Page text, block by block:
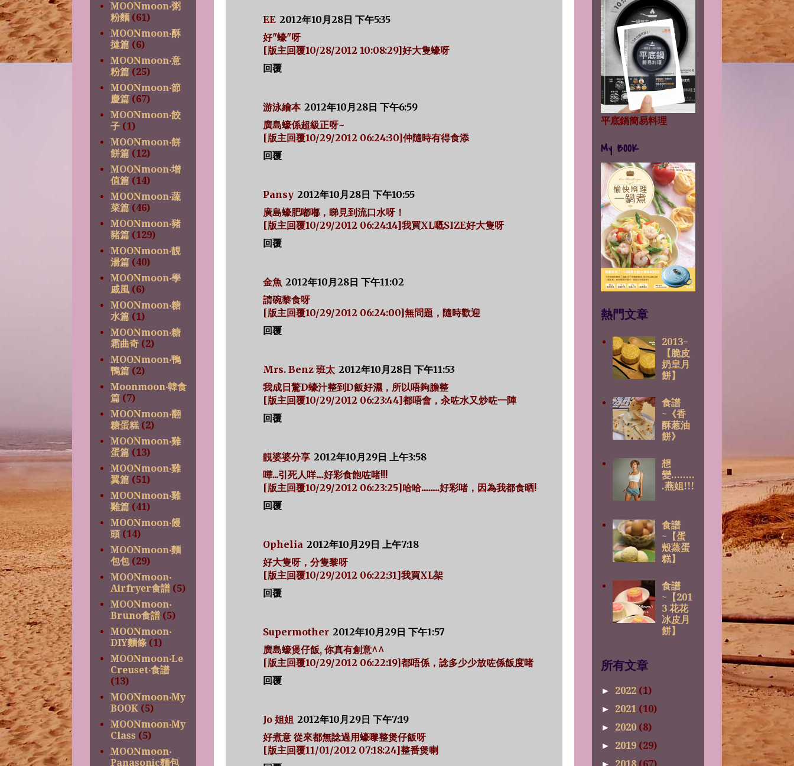
EE 2012年10月28日 下午5:35
好"蠔"呀
[版主回覆10/28/2012 10:08:29]好大隻蠔呀
回覆
游泳繪本 2012年10月28日 下午6:59
廣島蠔係超級正呀~
[版主回覆10/29/2012 06:24:30]仲隨時有得食添
回覆
Pansy 2012年10月28日 下午10:55
廣島蠔肥嘟嘟，睇見到流口水呀！
[版主回覆10/29/2012 06:24:14]我買XL嘅SIZE好大隻呀
回覆
金魚 2012年10月28日 下午11:02
請碗黎食呀
[版主回覆10/29/2012 06:24:00]無問題，隨時歡迎
回覆
Mrs. Benz 班太 2012年10月28日 下午11:53
我成日驚D蠔汁整到D飯好濕，所以唔夠膽整
[版主回覆10/29/2012 06:23:44]都唔會，汆咗水又炒咗一陣
回覆
靚婆婆分享 2012年10月29日 上午3:58
嘩...引死人咩....好彩食飽咗啫!!!
[版主回覆10/29/2012 06:23:25]哈哈..........好彩啫，因為我都食晒!
回覆
Ophelia 2012年10月29日 上午7:18
好大隻呀，分隻黎呀
[版主回覆10/29/2012 06:22:31]我買XL架
回覆
Supermother 2012年10月29日 下午1:57
廣島蠔煲仔飯, 你真有創意^^
[版主回覆10/29/2012 06:22:19]都唔係，諗多少少放咗係飯度啫
回覆
Jo 姐姐 2012年10月29日 下午7:19
好煮意 從來都無諗過用蠔嚟整煲仔飯呀
[版主回覆11/01/2012 07:18:24]整番煲喇
MOONmoon‧粥
粉麵 (61)
MOONmoon‧酥
撻篇 (6)
MOONmoon‧意
粉篇 (25)
MOONmoon‧節
慶篇 (67)
MOONmoon‧餃
子 (1)
MOONmoon‧餅
餅篇 (12)
MOONmoon‧增
值篇 (14)
MOONmoon‧蔬
菜篇 (46)
MOONmoon‧豬
豬篇 (129)
MOONmoon‧靚
湯篇 (40)
MOONmoon‧學
戚風 (6)
MOONmoon‧糖
水篇 (1)
MOONmoon‧糖
霜曲奇 (2)
MOONmoon‧鴨
鴨篇 (2)
Moonmoon‧韓食
篇 (7)
MOONmoon‧翻
糖蛋糕 (2)
MOONmoon‧雞
蛋篇 (13)
MOONmoon‧雞
翼篇 (51)
MOONmoon‧雞
雞篇 (41)
MOONmoon‧饅
頭 (14)
MOONmoon‧麵
包包 (29)
MOONmoon‧
Airfryer食譜 (5)
MOONmoon‧
Bruno食譜 (5)
MOONmoon‧
DIY麵條 (1)
MOONmoon‧Le
Creuset‧食譜
(13)
MOONmoon‧My
BOOK (5)
MOONmoon‧My
Class (5)
MOONmoon‧
Panasonic麵包
平底鍋簡易料理
My BOOK
熱門文章
2013~
【脆皮
奶皇月
餅】
食譜
~《香
酥葱油
餅》
想
變........
.燕姐!!!
食譜
~【蛋
殼蒸蛋
糕】
食譜
~【201
3 花花
冰皮月
餅】
所有文章
► 2022 (1)
► 2021 (10)
► 2020 (8)
► 2019 (29)